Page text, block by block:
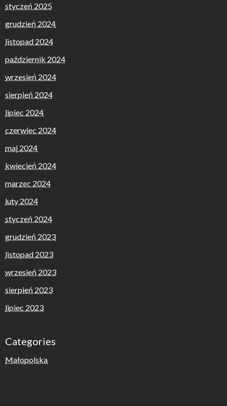
styczeń 2025
grudzień 2024
listopad 2024
październik 2024
wrzesień 2024
sierpień 2024
lipiec 2024
czerwiec 2024
maj 2024
kwiecień 2024
marzec 2024
luty 2024
styczeń 2024
grudzień 2023
listopad 2023
wrzesień 2023
sierpień 2023
lipiec 2023
Categories
Małopolska